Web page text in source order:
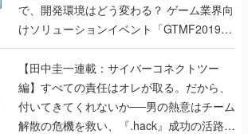
で、開発環境はどう変わる？ ゲーム業界向
けソリューションイベント「GTMF2019」
に行って、より理解を深めよう【PR】
【田中圭一連載：サイバーコネクトツー
編】すべての責任はオレが取る。だから、
付いてきてくれないか──男の熱意はチーム
解散の危機を救い、『.hack』成功の活路を